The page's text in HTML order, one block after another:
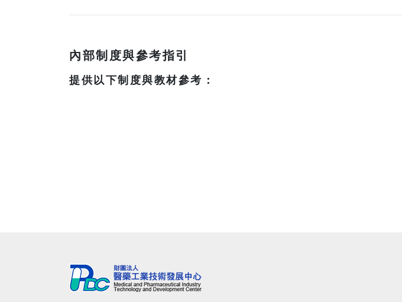
內部制度與參考指引
提供以下制度與教材參考：